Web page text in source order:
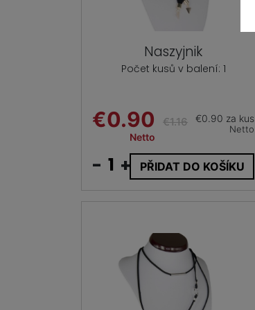
Naszyjnik
Počet kusů v balení: 1
€0.90
Netto
€1.16 €0.90 za kus
Netto
- + PŘIDAT DO KOŠÍKU